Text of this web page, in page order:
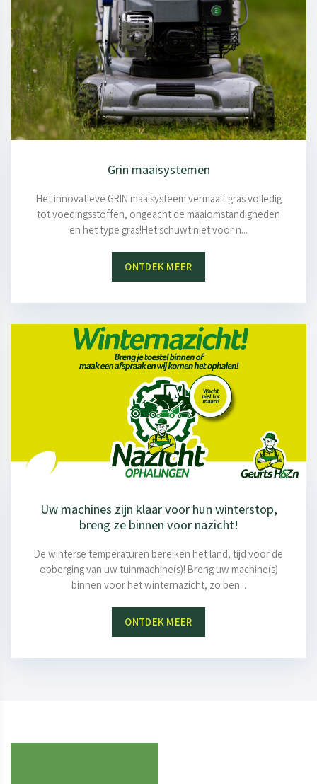
Grin maaisystemen
Het innovatieve GRIN maaisysteem vermaalt gras volledig
tot voedingsstoffen, ongeacht de maaiomstandigheden
en het type gras!Het schuwt niet voor n...
ONTDEK MEER
Uw machines zijn klaar voor hun winterstop,
breng ze binnen voor nazicht!
De winterse temperaturen bereiken het land, tijd voor de
opberging van uw tuinmachine(s)! Breng uw machine(s)
binnen voor het winternazicht, zo ben...
ONTDEK MEER